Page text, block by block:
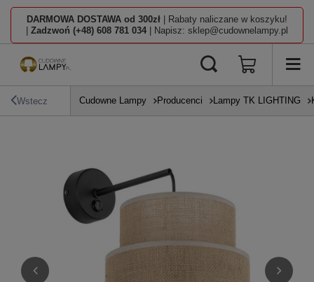
DARMOWA DOSTAWA od 300zł | Rabaty naliczane w koszyku!
Zadzwoń (+48) 608 781 034 | Napisz: sklep@cudownelampy.pl
Wstecz Cudowne Lampy Producenci Lampy TK LIGHTING